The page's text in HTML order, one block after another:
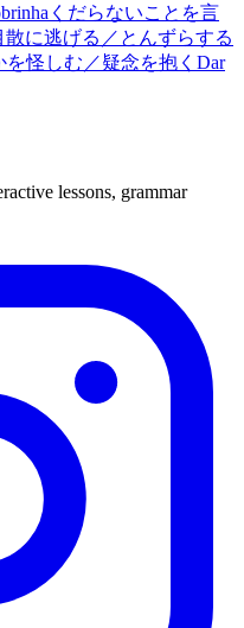
くだらないことを言
散に逃げる／とんずらする
を怪しむ／疑念を抱く Dar
lessons, grammar